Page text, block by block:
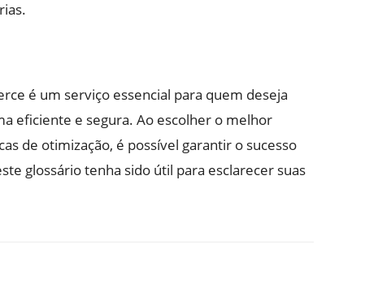
é um serviço essencial para quem deseja
eficiente e segura. Ao escolher o melhor
de otimização, é possível garantir o sucesso
glossário tenha sido útil para esclarecer suas